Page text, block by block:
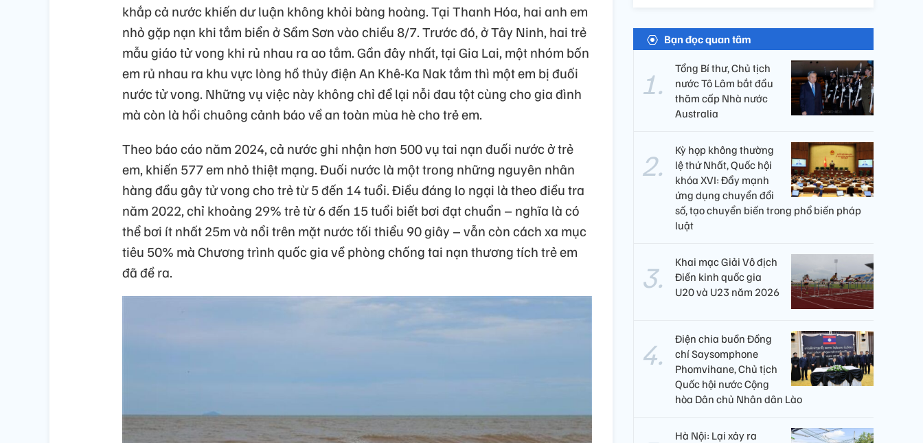
khắp cả nước khiến dư luận không khỏi bàng hoàng. Tại Thanh Hóa, hai anh em
nhỏ gặp nạn khi tắm biển ở Sầm Sơn vào chiều 8/7. Trước đó, ở Tây Ninh, hai trẻ
mẫu giáo tử vong khi rủ nhau ra ao tắm. Gần đây nhất, tại Gia Lai, một nhóm bốn
em rủ nhau ra khu vực lòng hồ thủy điện An Khê-Ka Nak tắm thì một em bị đuối
nước tử vong. Những vụ việc này không chỉ để lại nỗi đau tột cùng cho gia đình
mà còn là hồi chuông cảnh báo về an toàn mùa hè cho trẻ em.
Theo báo cáo năm 2024, cả nước ghi nhận hơn 500 vụ tai nạn đuối nước ở trẻ
em, khiến 577 em nhỏ thiệt mạng. Đuối nước là một trong những nguyên nhân
hàng đầu gây tử vong cho trẻ từ 5 đến 14 tuổi. Điều đáng lo ngại là theo điều tra
năm 2022, chỉ khoảng 29% trẻ từ 6 đến 15 tuổi biết bơi đạt chuẩn – nghĩa là có
thể bơi ít nhất 25m và nổi trên mặt nước tối thiểu 90 giây – vẫn còn cách xa mục
tiêu 50% mà Chương trình quốc gia về phòng chống tai nạn thương tích trẻ em
đã đề ra.
Bạn đọc quan tâm
Tổng Bí thư, Chủ tịch
nước Tô Lâm bắt đầu
thăm cấp Nhà nước
Australia
Kỳ họp không thường
lệ thứ Nhất, Quốc hội
khóa XVI: Đẩy mạnh
ứng dụng chuyển đổi
số, tạo chuyển biến trong phổ biến pháp
luật
Khai mạc Giải Vô địch
Điền kinh quốc gia
U20 và U23 năm 2026
Điện chia buồn Đồng
chí Saysomphone
Phomvihane, Chủ tịch
Quốc hội nước Cộng
hòa Dân chủ Nhân dân Lào
Hà Nội: Lại xảy ra